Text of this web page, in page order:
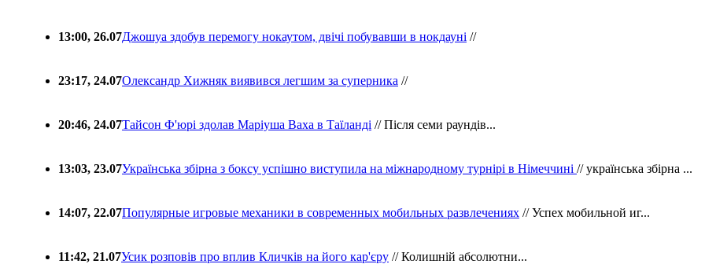
13:00, 26.07Джошуа здобув перемогу нокаутом, двічі побувавши в нокдауні //
23:17, 24.07Олександр Хижняк виявився легшим за суперника //
20:46, 24.07Тайсон Ф'юрі здолав Маріуша Ваха в Таїланді // Після семи раундів...
13:03, 23.07Українська збірна з боксу успішно виступила на міжнародному турнірі в Німеччині // українська збірна ...
14:07, 22.07Популярные игровые механики в современных мобильных развлечениях // Успех мобильной иг...
11:42, 21.07Усик розповів про вплив Кличків на його кар'єру // Колишній абсолютни...